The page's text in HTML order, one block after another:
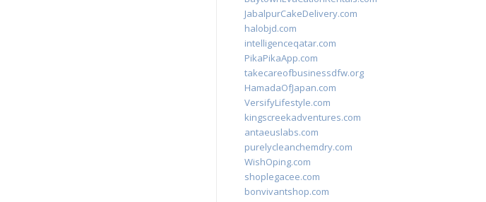
JabalpurCakeDelivery.com
halobjd.com
intelligenceqatar.com
PikaPikaApp.com
takecareofbusinessdfw.org
HamadaOfJapan.com
VersifyLifestyle.com
kingscreekadventures.com
antaeuslabs.com
purelycleanchemdry.com
WishOping.com
shoplegacee.com
bonvivantshop.com